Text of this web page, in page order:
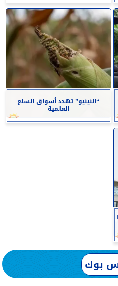
“النينيو” تهدد أسواق السلع
العالمية
بوك